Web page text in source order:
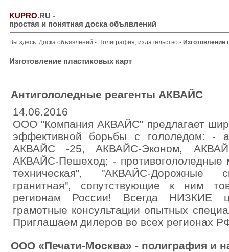
KUPRO.RU -
простая и понятная доска объявлений
Вы здесь: Доска объявлений - Полиграфия, издательство - Изготовление
Изготовление пластиковых карт
Антигололедные реагенты АКВАЙС
14.06.2016
ООО "Компания АКВАЙС" предлагает
эффективной борьбы с гололедом: -
АКВАЙС -25, АКВАЙС-Эконом,
АКВАЙС-Пешеход; -
техническая", "АКВАЙС-Дорожные
гранитная", сопутствующие к ним
регионам России! Всегда НИЗКИЕ
грамотные консультации опытных
Приглашаем дилеров во всех регионах
ООО «Печати-Москва» - полиграфия и